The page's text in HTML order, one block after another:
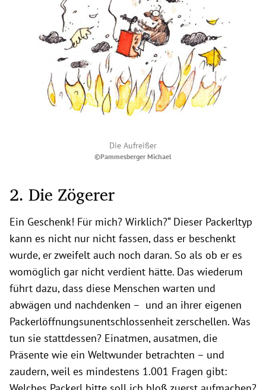
Die Aufreißer
©Pammesberger Michael
2. Die Zögerer
Ein Geschenk! Für mich? Wirklich?“ Dieser Packerltyp
kann es nicht nur nicht fassen, dass er beschenkt
wurde, er zweifelt auch noch daran. So als ob er es
womöglich gar nicht verdient hätte. Das wiederum
führt dazu, dass diese Menschen warten und
abwägen und nachdenken – und an ihrer eigenen
Packerlöffnungsunentschlossenheit zerschellen. Was
tun sie stattdessen? Einatmen, ausatmen, die
Präsente wie ein Weltwunder betrachten – und
zaudern, weil es mindestens 1.001 Fragen gibt: